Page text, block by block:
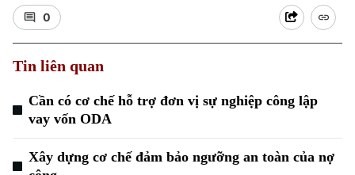
Xu hướng
0
Tin liên quan
Cần có cơ chế hỗ trợ đơn vị sự nghiệp công lập
vay vốn ODA
Xây dựng cơ chế đảm bảo ngưỡng an toàn của nợ